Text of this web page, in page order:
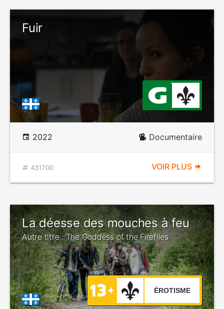
Fuir
2022 Documentaire
431700 VOIR PLUS
La déesse des mouches à feu
Autre titre : The Goddess of the Fireflies
ÉROTISME